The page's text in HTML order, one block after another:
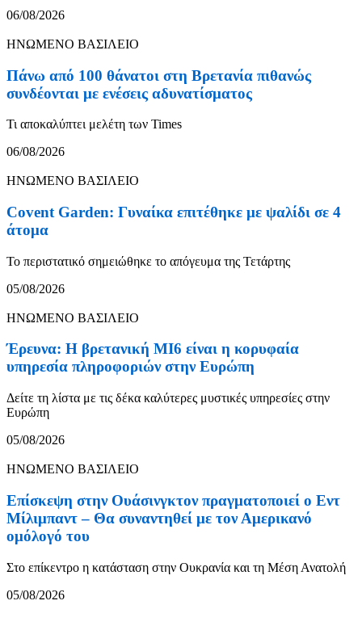
06/08/2026
ΗΝΩΜΕΝΟ ΒΑΣΙΛΕΙΟ
Πάνω από 100 θάνατοι στη Βρετανία πιθανώς
συνδέονται με ενέσεις αδυνατίσματος
Τι αποκαλύπτει μελέτη των Times
06/08/2026
ΗΝΩΜΕΝΟ ΒΑΣΙΛΕΙΟ
Covent Garden: Γυναίκα επιτέθηκε με ψαλίδι σε 4
άτομα
Το περιστατικό σημειώθηκε το απόγευμα της Τετάρτης
05/08/2026
ΗΝΩΜΕΝΟ ΒΑΣΙΛΕΙΟ
Έρευνα: Η βρετανική MI6 είναι η κορυφαία
υπηρεσία πληροφοριών στην Ευρώπη
Δείτε τη λίστα με τις δέκα καλύτερες μυστικές υπηρεσίες στην
Ευρώπη
05/08/2026
ΗΝΩΜΕΝΟ ΒΑΣΙΛΕΙΟ
Επίσκεψη στην Ουάσινγκτον πραγματοποιεί ο Εντ
Μίλιμπαντ – Θα συναντηθεί με τον Αμερικανό
ομόλογό του
Στο επίκεντρο η κατάσταση στην Ουκρανία και τη Μέση Ανατολή
05/08/2026